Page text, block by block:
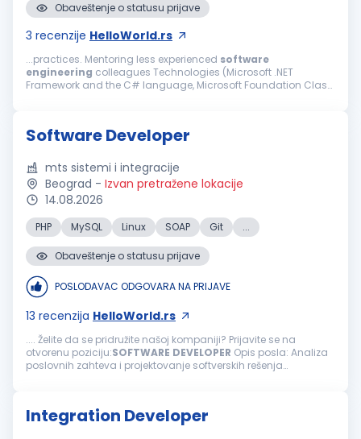
Obaveštenje o statusu prijave
3 recenzije HelloWorld.rs
...practices. Mentoring less experienced software
engineering colleagues Technologies (Microsoft .NET
Framework and the C# language, Microsoft Foundation Class
Software Developer
mts sistemi i integracije
Beograd - Izvan pretražene lokacije
14.08.2026
PHP MySQL Linux SOAP Git ...
Obaveštenje o statusu prijave
POSLODAVAC ODGOVARA NA PRIJAVE
13 recenzija HelloWorld.rs
.... Želite da se pridružite našoj kompaniji? Prijavite se na
otvorenu poziciju:SOFTWARE DEVELOPER Opis posla: Analiza
poslovnih zahteva i projektovanje softverskih rešenja
Integration Developer